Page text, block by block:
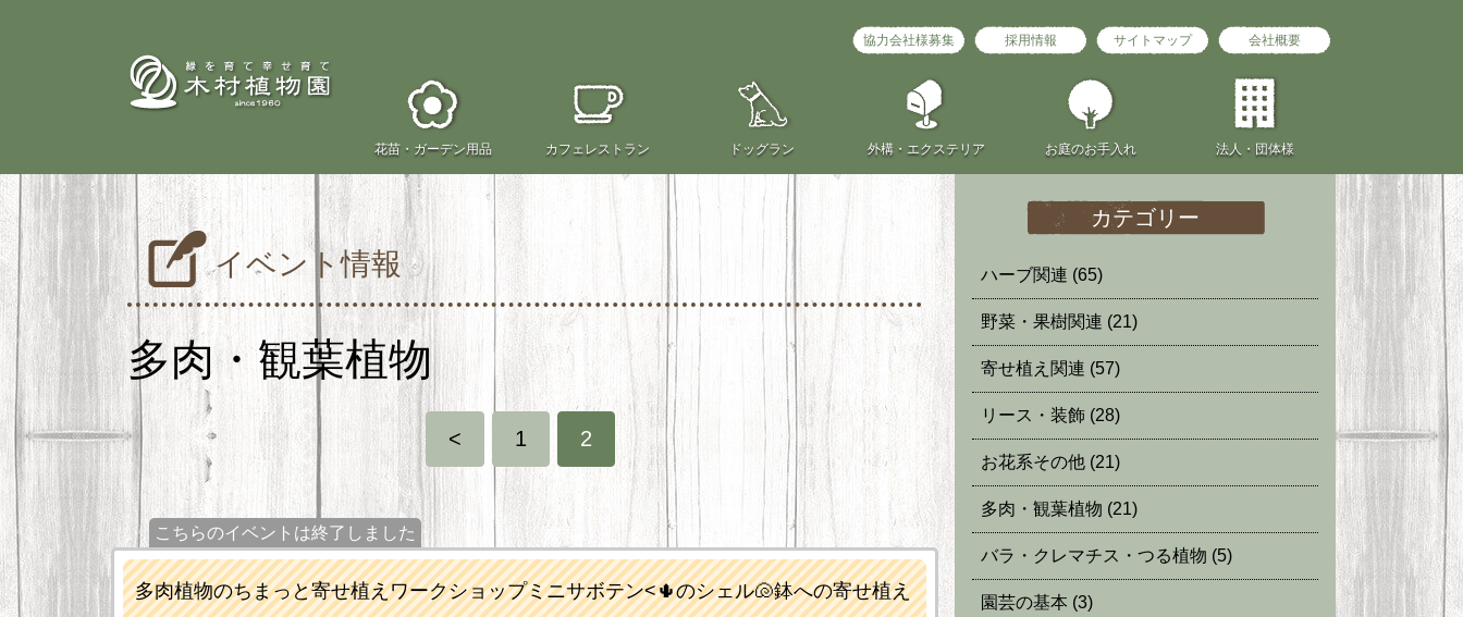
花苗・ ガーデン用品 カフェ レストラン ドッグラン 外構・ エクステリア お庭のお手入れ 法人・団体様
協力会社様募集 採用情報 サイトマップ 会社概要
イベント情報
多肉・観葉植物
< 1 2
こちらのイベントは終了しました
多肉植物のちまっと寄せ植えワークショップミニサボテン<🌵のシェル🐚鉢への寄せ植え
カテゴリー
ハーブ関連 (65)
野菜・果樹関連 (21)
寄せ植え関連 (57)
リース・装飾 (28)
お花系その他 (21)
多肉・観葉植物 (21)
バラ・クレマチス・つる植物 (5)
園芸の基本 (3)